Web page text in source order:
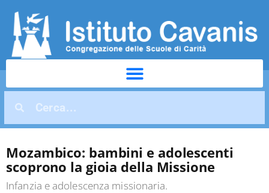
Mozambico: bambini e adolescenti
scoprono la gioia della Missione
Infanzia e adolescenza missionaria.